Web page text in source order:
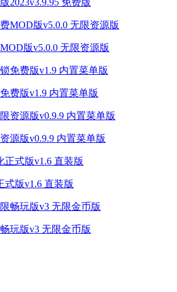
2023v3.9.95 免费版
版v5.0.0 无限资源版
费版v1.9 内置菜单版
源版v0.9.9 内置菜单版
式版v1.6 直装版
玩版v3 无限金币版